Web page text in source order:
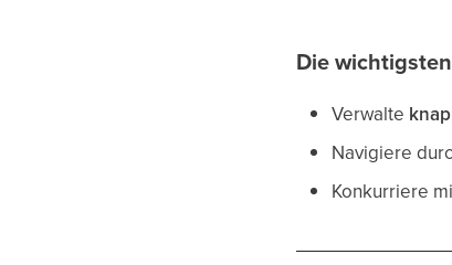
Die
Verwalte
Navigiere
Konkurriere